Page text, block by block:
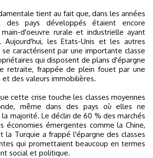
tient au fait que, dans les années
des pays développés étaient encore
d'oeuvre rurale et industrielle ayant
Aujourd'hui, les Etats-Unis et les autres
caractérisent par une importante classe
qui disposent de plans d'épargne
retraite, frappée de plein fouet par une
des valeurs immobilières.
cette crise touche les classes moyennes
même dans des pays où elles ne
majorité. Le déclin de 60 % des marchés
économies émergentes comme la Chine,
la Turquie a frappé l'épargne des classes
qui promettaient beaucoup en termes
social et politique.